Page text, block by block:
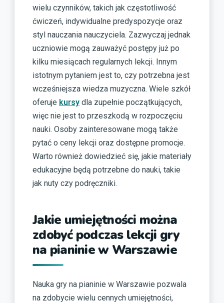
wielu czynników, takich jak częstotliwość
ćwiczeń, indywidualne predyspozycje oraz
styl nauczania nauczyciela. Zazwyczaj jednak
uczniowie mogą zauważyć postępy już po
kilku miesiącach regularnych lekcji. Innym
istotnym pytaniem jest to, czy potrzebna jest
wcześniejsza wiedza muzyczna. Wiele szkół
oferuje kursy dla zupełnie początkujących,
więc nie jest to przeszkodą w rozpoczęciu
nauki. Osoby zainteresowane mogą także
pytać o ceny lekcji oraz dostępne promocje.
Warto również dowiedzieć się, jakie materiały
edukacyjne będą potrzebne do nauki, takie
jak nuty czy podręczniki.
Jakie umiejętności można
zdobyć podczas lekcji gry
na pianinie w Warszawie
Nauka gry na pianinie w Warszawie pozwala
na zdobycie wielu cennych umiejętności,